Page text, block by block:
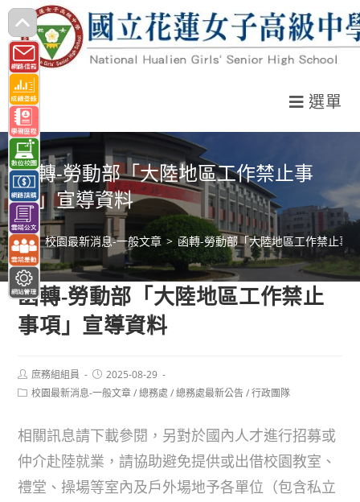
跳
轉
至
主
要
內
容
選單
函轉-勞動部「大陸地區工作禁止事
項」宣導資料
> 校園最新消息-一般文章 > 函轉-勞動部「大陸地區工作禁止事
函轉-勞動部「大陸地區工作禁止
事項」宣導資料
Post
author:
庶務組組員
Post
published:
2025-08-29
Post校園最新消息-一般文章 / 總務處 / 總務處最新公告 / 行政團隊
相關訊息請下載參閱，另對於國內人才進行招募或
仲介赴陸就業，請協助避免提供或出借校園教室、
禮堂、操場等室內及戶外場地予各單位（包含私立